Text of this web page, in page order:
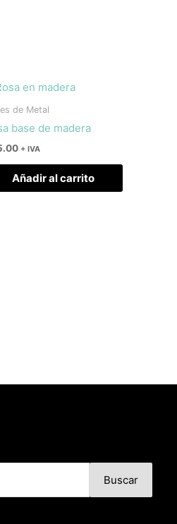
de Metal
base de madera
+ IVA
Añadir al carrito
Buscar